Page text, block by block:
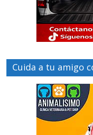
Cuida a tu amigo